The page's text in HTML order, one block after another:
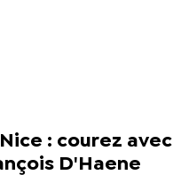
: courez avec
D'Haene